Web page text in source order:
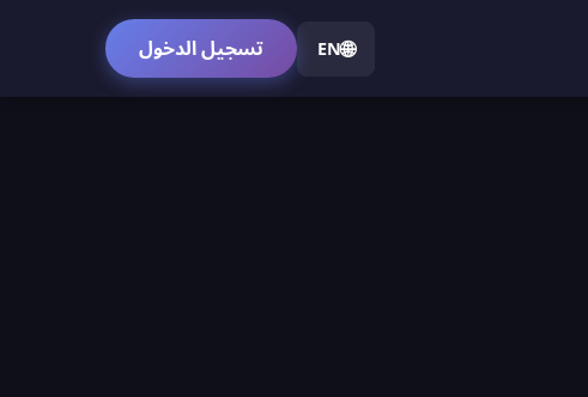
🌐
EN تسجيل الدخول